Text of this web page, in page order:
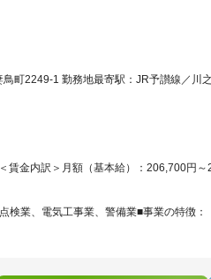
町2249-1 勤務地最寄駅：JR予讃線／川
賃金内訳＞月額（基本給）：206,700円～
検業、電気工事業、警備業■事業の特徴：